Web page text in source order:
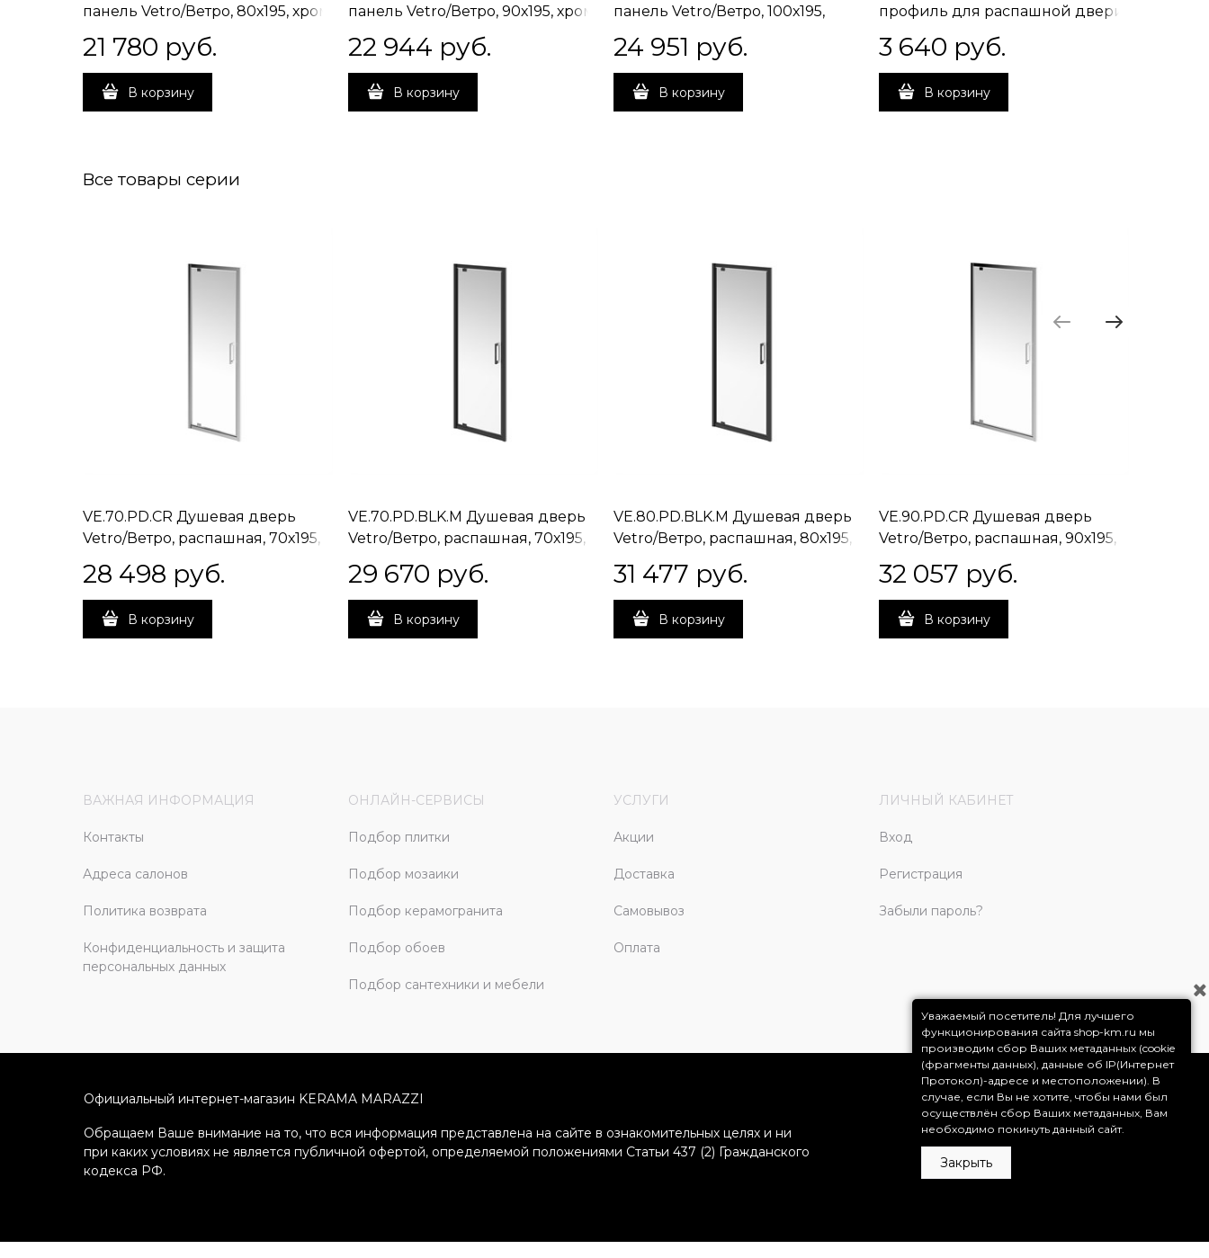
панель Vetro/Ветро, 80х195, хром
21 780 руб.
В корзину
панель Vetro/Ветро, 90х195, хром
22 944 руб.
В корзину
панель Vetro/Ветро, 100х195,
24 951 руб.
В корзину
профиль для распашной двери
Vetro/Ветро, 195, хром
3 640 руб.
В корзину
Все товары серии
VE.70.PD.CR Душевая дверь
Vetro/Ветро, распашная, 70х195,
28 498 руб.
В корзину
VE.70.PD.BLK.M Душевая дверь
Vetro/Ветро, распашная, 70х195,
матовый черный
29 670 руб.
В корзину
VE.80.PD.BLK.M Душевая дверь
Vetro/Ветро, распашная, 80х195,
матовый черный
31 477 руб.
В корзину
VE.90.PD.CR Душевая дверь
Vetro/Ветро, распашная, 90х195,
32 057 руб.
В корзину
ВАЖНАЯ ИНФОРМАЦИЯ
Контакты
Адреса салонов
Политика возврата
Конфиденциальность и защита
персональных данных
ОНЛАЙН-СЕРВИСЫ
Подбор плитки
Подбор мозаики
Подбор керамогранита
Подбор обоев
Подбор сантехники и мебели
УСЛУГИ
Акции
Доставка
Самовывоз
Оплата
ЛИЧНЫЙ КАБИНЕТ
Вход
Регистрация
Забыли пароль?
Официальный интернет-магазин KERAMA MARAZZI
Обращаем Ваше внимание на то, что вся информация представлена на сайте в ознакомительных целях и ни
при каких условиях не является публичной офертой, определяемой положениями Статьи 437 (2) Гражданского
кодекса РФ.
Уважаемый посетитель! Для лучшего
функционирования сайта shop-km.ru мы
производим сбор Ваших метаданных (cookie
(фрагменты данных), данные об IP(Интернет
Протокол)-адресе и местоположении). В
случае, если Вы не хотите, чтобы нами был
осуществлён сбор Ваших метаданных, Вам
необходимо покинуть данный сайт.
Закрыть